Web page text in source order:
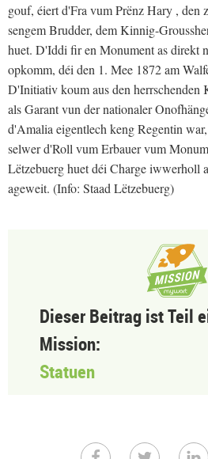
gouf, éiert d'Fra vum Prënz Hary , den
sengem Brudder, dem Kinnig-
huet. D'Iddi fir en Monument as direkt
opkomm, déi den 1. Mee 1872 am
D'Initiativ koum aus den herrschenden
als Garant vun der nationaler
d'Amalia eigentlech keng Regentin
selwer d'Roll vum Erbauer vum
Lëtzebuerg huet déi Charge iwwerholl
ageweit. (Info: Staad Lëtzebuerg)
Dieser Beitrag ist Teil
Mission:
Statuen